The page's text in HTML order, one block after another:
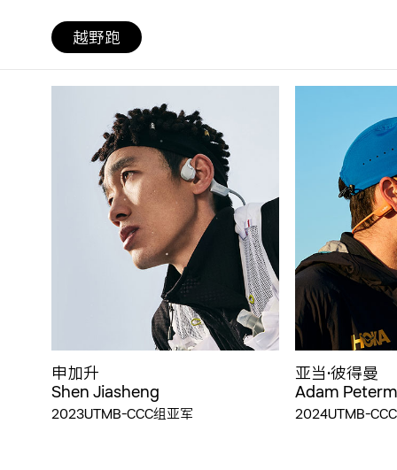
越野跑
申加升
Shen Jiasheng
2023UTMB-CCC组亚军
亚当·彼得曼
Adam
2024UTMB-